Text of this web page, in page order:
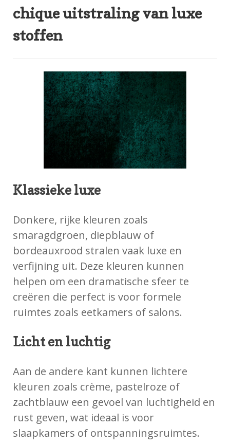
chique uitstraling van luxe
stoffen
Klassieke luxe
Donkere, rijke kleuren zoals
smaragdgroen, diepblauw of
bordeauxrood stralen vaak luxe en
verfijning uit. Deze kleuren kunnen
helpen om een dramatische sfeer te
creëren die perfect is voor formele
ruimtes zoals eetkamers of salons.
Licht en luchtig
Aan de andere kant kunnen lichtere
kleuren zoals crème, pastelroze of
zachtblauw een gevoel van luchtigheid en
rust geven, wat ideaal is voor
slaapkamers of ontspanningsruimtes.